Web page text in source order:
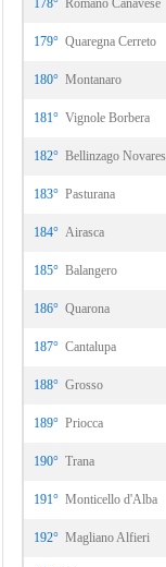
178° Romano Canavese
179° Quaregna Cerreto
180° Montanaro
181° Vignole Borbera
182° Bellinzago
183° Pasturana
184° Airasca
185° Balangero
186° Quarona
187° Cantalupa
188° Grosso
189° Priocca
190° Trana
191° Monticello d'Alba
192° Magliano Alfieri